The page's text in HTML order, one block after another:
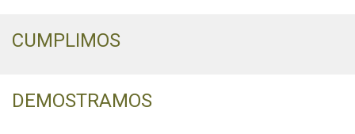
CUMPLIMOS
DEMOSTRAMOS